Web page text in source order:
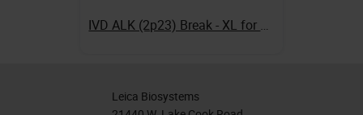
IVD ALK (2p23) Break - XL for BOND
Leica Biosystems